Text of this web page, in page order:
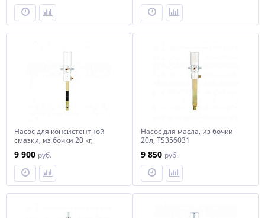
Насос для консистентной
смазки, из бочки 20 кг,
9 900 руб.
Насос для масла, из бочки
20л, TS356031
9 850 руб.